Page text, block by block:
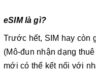
eSIM là gì?
Trước hết, SIM hay còn
(Mô-đun nhận dạng
mới có thể kết nối với